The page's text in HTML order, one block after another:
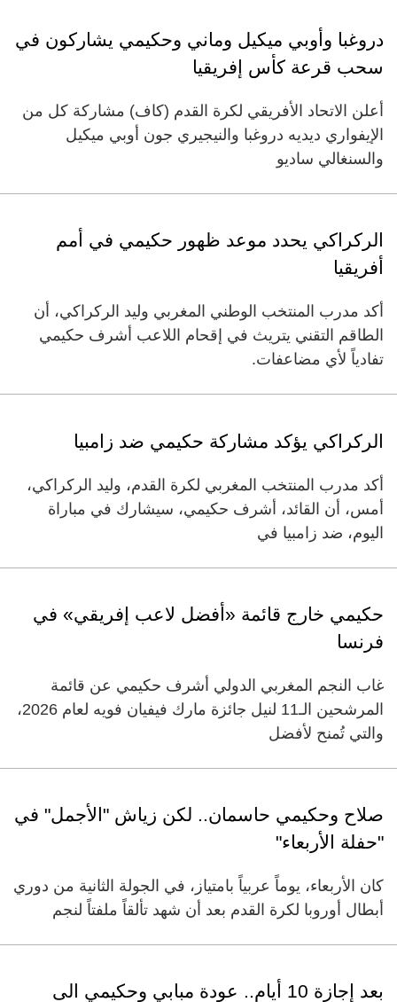
دروغبا وأوبي ميكيل وماني وحكيمي يشاركون في
سحب قرعة كأس إفريقيا
أعلن الاتحاد الأفريقي لكرة القدم (كاف) مشاركة كل من
الإيفواري ديديه دروغبا والنيجيري جون أوبي ميكيل
والسنغالي ساديو
الركراكي يحدد موعد ظهور حكيمي في أمم
أفريقيا
أكد مدرب المنتخب الوطني المغربي وليد الركراكي، أن
الطاقم التقني يتريث في إقحام اللاعب أشرف حكيمي
تفادياً لأي مضاعفات.
الركراكي يؤكد مشاركة حكيمي ضد زامبيا
أكد مدرب المنتخب المغربي لكرة القدم، وليد الركراكي،
أمس، أن القائد، أشرف حكيمي، سيشارك في مباراة
اليوم، ضد زامبيا في
حكيمي خارج قائمة «أفضل لاعب إفريقي» في
فرنسا
غاب النجم المغربي الدولي أشرف حكيمي عن قائمة
المرشحين الـ11 لنيل جائزة مارك فيفيان فويه لعام 2026،
والتي تُمنح لأفضل
صلاح وحكيمي حاسمان.. لكن زياش "الأجمل" في
"حفلة الأربعاء"
كان الأربعاء، يوماً عربياً بامتياز، في الجولة الثانية من دوري
أبطال أوروبا لكرة القدم بعد أن شهد تألقاً ملفتاً لنجم
بعد إجازة 10 أيام.. عودة مبابي وحكيمي الى